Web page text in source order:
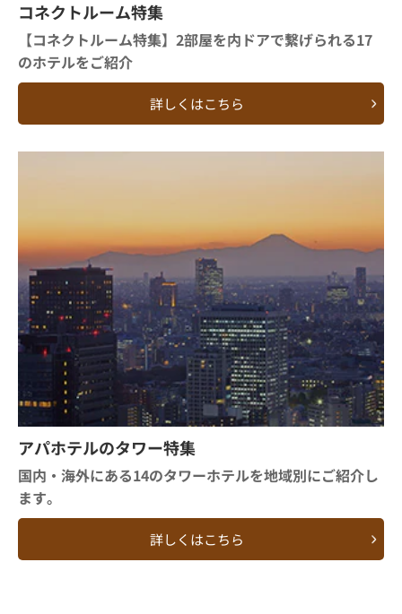
コネクトルーム特集
【コネクトルーム特集】2部屋を内ドアで繋げられる17
のホテルをご紹介
詳しくはこちら
アパホテルのタワー特集
国内・海外にある14のタワーホテルを地域別にご紹介し
ます。
詳しくはこちら